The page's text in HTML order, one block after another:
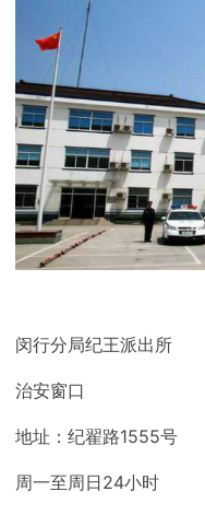
闵行分局纪王派出所
治安窗口
地址：纪翟路1555号
周一至周日24小时